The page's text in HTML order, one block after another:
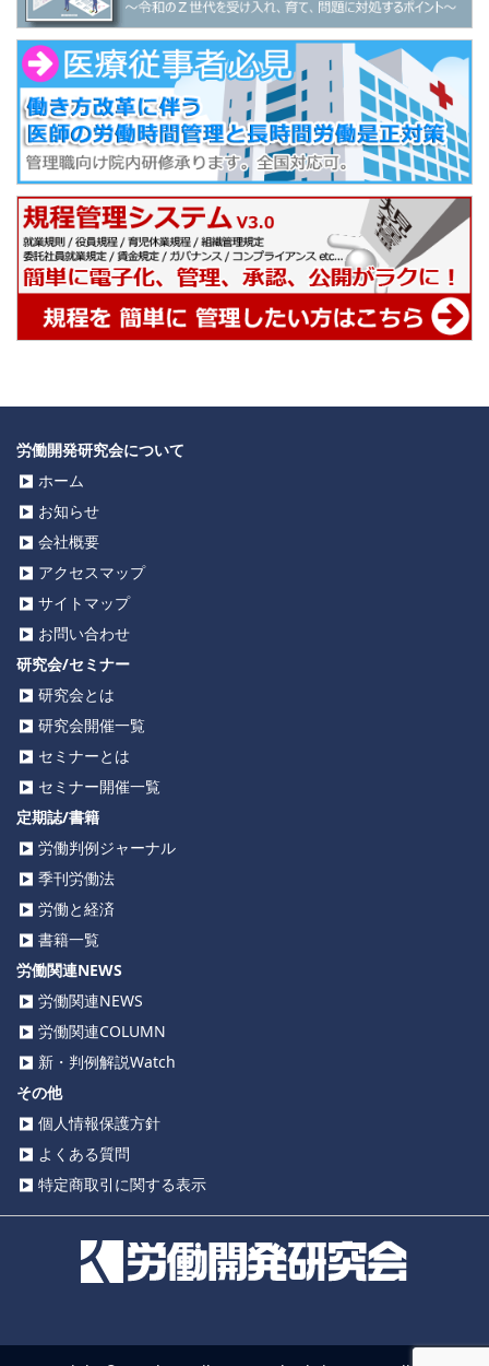
労働開発研究会について
ホーム
お知らせ
会社概要
アクセスマップ
サイトマップ
お問い合わせ
研究会/セミナー
研究会とは
研究会開催一覧
セミナーとは
セミナー開催一覧
定期誌/書籍
労働判例ジャーナル
季刊労働法
労働と経済
書籍一覧
労働関連NEWS
労働関連NEWS
労働関連COLUMN
新・判例解説Watch
その他
個人情報保護方針
よくある質問
特定商取引に関する表示